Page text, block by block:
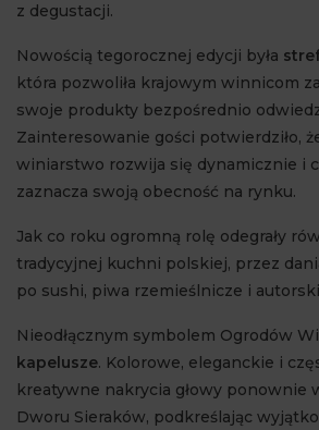
z degustacji.
Nowością tegorocznej edycji była
która pozwoliła krajowym winnicom
swoje produkty bezpośrednio
Zainteresowanie gości potwierdziło,
winiarstwo rozwija się dynamicznie i
zaznacza swoją obecność na rynku.
Jak co roku ogromną rolę odegrały
tradycyjnej kuchni polskiej, przez
po sushi, piwa rzemieślnicze i
Nieodłącznym symbolem Ogrodów
kapelusze. Kolorowe, eleganckie i
kreatywne nakrycia głowy ponownie
Dworu Sieraków, podkreślając